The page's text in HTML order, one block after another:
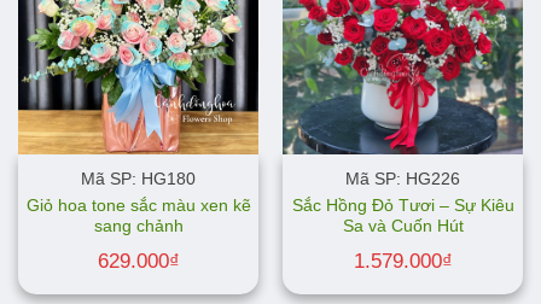
Mã SP: HG180
Giỏ hoa tone sắc màu xen kẽ
sang chảnh
629.000₫
Mã SP: HG226
Sắc Hồng Đỏ Tươi – Sự Kiêu
Sa và Cuốn Hút
1.579.000₫